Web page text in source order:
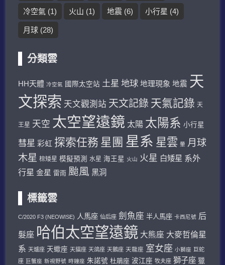
冷空氣 (1) 火山 (1) 地震 (6) 小行星 (4)
月球 (28)
分類雲
HH天體 冷空氣 國際太空站 土星 地球 地理現象 地震 天
文探索 天文觀測站 天文記錄 天氣記錄 天
王星 天空 太空望遠鏡 太陽 太陽系 小行星
彗星 彩虹 探索任務 星團 星系 星雲 暈 月球
木星 棕矮星 模擬預測 水星 海王星 火山 火星 白矮星 系外
行星 金星 雷雨 颱風 黑洞
標籤雲
C/2020 F3 (NEOWISE) 人馬座 仙后座 劍魚座 半人馬座 卡西尼號 后
髮座 哈伯太空望遠鏡 大熊座 大麥哲倫星
系 天爐座 天蠍座 天貓座 天鴿座 天鵝座 天龍座 室女座 小獅座 巨蛇
座 巨蟹座 新視野號 時鐘座 朱諾號 杜鵑座 波江座 牧夫座 獅子座 獵